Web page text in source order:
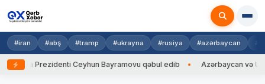
#iran #abş #tramp #ukrayna #rusiya #azərbaycan
Prezidenti Ceyhun Bayramovu qəbul edib Azərbaycan və